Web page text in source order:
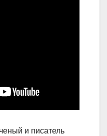
и писатель